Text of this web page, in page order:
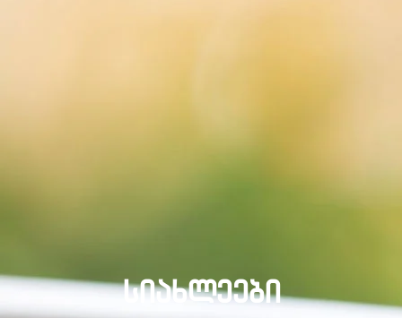
ᲡᲘᲐᲮᲚᲔᲔᲑᲘ